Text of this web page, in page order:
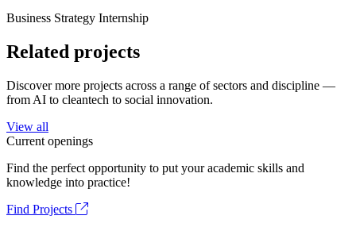
Business Strategy Internship
Related projects
Discover more projects across a range of sectors and discipline —
from AI to cleantech to social innovation.
View all
Current openings
Find the perfect opportunity to put your academic skills and
knowledge into practice!
Find Projects